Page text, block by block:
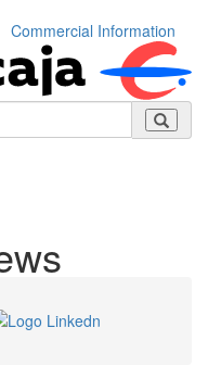
Commercial Information